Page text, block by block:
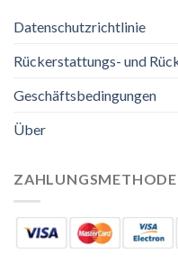
Datenschutzrichtlinie
Rückerstattungs- und
Geschäftsbedingungen
Über
ZAHLUNGSMETHODE